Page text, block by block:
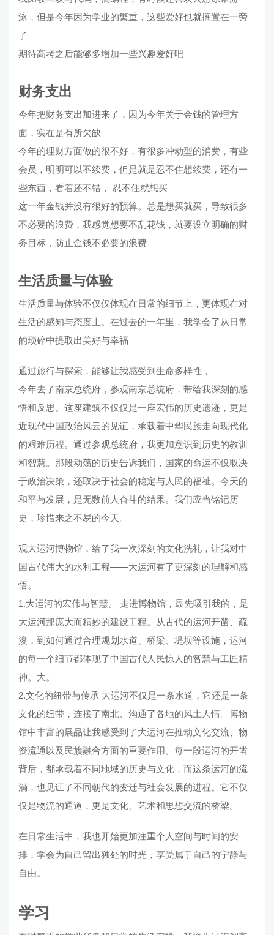
泳，但是今年因为学业的繁重，这些爱好也就搁置在一旁
了
期待高考之后能够多增加一些兴趣爱好吧
财务支出
今年把财务支出加进来了，因为今年关于金钱的管理方
面，实在是有所欠缺
今年的理财方面做的很不好，有很多冲动型的消费，有些
会员，明明可以不续费，但是就是忍不住想续费，还有一
些东西，看着还不错， 忍不住就想买
这一年金钱并没有很好的预算。总是想买就买，导致很多
不必要的浪费，我感觉想要不乱花钱，就要设立明确的财
务目标，防止金钱不必要的浪费
生活质量与体验
生活质量与体验不仅仅体现在日常的细节上，更体现在对
生活的感知与态度上。在过去的一年里，我学会了从日常
的琐碎中提取出美好与幸福
通过旅行与探索，能够让我感受到生命多样性，
今年去了南京总统府，参观南京总统府，带给我深刻的感
悟和反思。这座建筑不仅仅是一座宏伟的历史遗迹，更是
近现代中国政治风云的见证，承载着中华民族走向现代化
的艰难历程。通过参观总统府，我更加意识到历史的教训
和智慧。那段动荡的历史告诉我们，国家的命运不仅取决
于政治决策，还取决于社会的稳定与人民的福祉。今天的
和平与发展，是无数前人奋斗的结果。我们应当铭记历
史，珍惜来之不易的今天。
观大运河博物馆，给了我一次深刻的文化洗礼，让我对中
国古代伟大的水利工程——大运河有了更深刻的理解和感
悟。
1.大运河的宏伟与智慧。 走进博物馆，最先吸引我的，是
大运河那庞大而精妙的建设工程。从古代的运河开凿、疏
浚，到如何通过合理规划水道、桥梁、堤坝等设施，运河
的每一个细节都体现了中国古代人民惊人的智慧与工匠精
神。大。
2.文化的纽带与传承 大运河不仅是一条水道，它还是一条
文化的纽带，连接了南北、沟通了各地的风土人情。博物
馆中丰富的展品让我感受到了大运河在推动文化交流、物
资流通以及民族融合方面的重要作用。每一段运河的开凿
背后，都承载着不同地域的历史与文化，而这条运河的流
淌，也见证了不同朝代的变迁与社会发展的进程。它不仅
仅是物流的通道，更是文化、艺术和思想交流的桥梁。
在日常生活中，我也开始更加注重个人空间与时间的安
排，学会为自己留出独处的时光，享受属于自己的宁静与
自由。
学习